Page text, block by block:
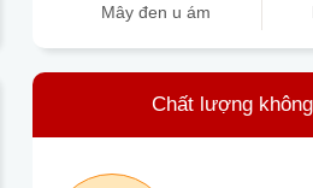
mây đen u ám
Chất lượng